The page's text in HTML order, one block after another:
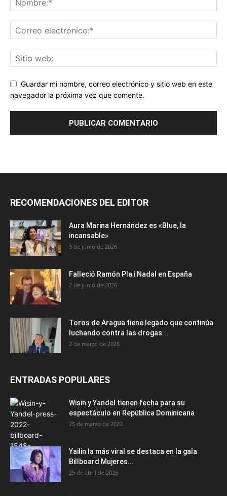
Guardar mi nombre, correo electrónico y sitio web en este
navegador la próxima vez que comente.
RECOMENDACIONES DEL EDITOR
Aura Marina Hernández es «Blue, la
incansable»
3 de junio de 2026
Falleció Ramón Pla i Nadal en España
2 de junio de 2026
Toros de Aragua tiene legado que continúa
luchando contra las drogas...
2 de marzo de 2026
ENTRADAS POPULARES
Wisin y Yandel tienen fecha para su
espectáculo en República Dominicana
25 de marzo de 2022
Yailin la más viral se destaca en la gala
Billboard Mujeres...
25 de abril de 2025